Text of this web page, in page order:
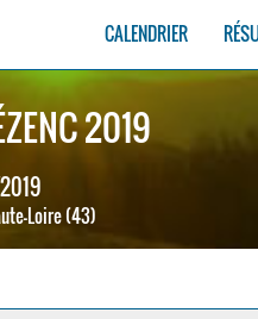
CALENDRIER
2019
Loire (43)